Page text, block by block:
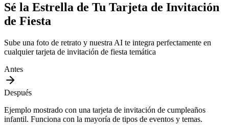
Sé la Estrella de Tu Tarjeta de Invitación
de Fiesta
Sube una foto de retrato y nuestra AI te integra perfectamente en
cualquier tarjeta de invitación de fiesta temática
Antes
Después
Ejemplo mostrado con una tarjeta de invitación de cumpleaños
infantil. Funciona con la mayoría de tipos de eventos y temas.